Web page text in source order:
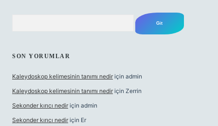
SON YORUMLAR
Kaleydoskop kelimesinin tanımı nedir için admin
Kaleydoskop kelimesinin tanımı nedir için Zerrin
Sekonder kırıcı nedir için admin
Sekonder kırıcı nedir için Er